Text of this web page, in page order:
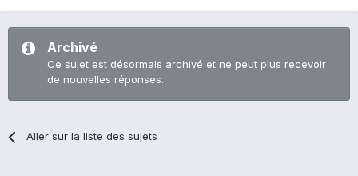
Archivé
Ce sujet est désormais archivé et ne peut plus recevoir
de nouvelles réponses.
Aller sur la liste des sujets